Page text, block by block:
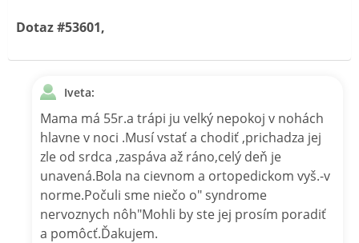
Dotaz #53601,
Iveta:
Mama má 55r.a trápi ju velký nepokoj v nohách
hlavne v noci .Musí vstať a chodiť ,prichadza jej
zle od srdca ,zaspáva až ráno,celý deň je
unavená.Bola na cievnom a ortopedickom vyš.-v
norme.Počuli sme niečo o" syndrome
nervoznych nôh"Mohli by ste jej prosím poradiť
a pomôcť.Ďakujem.